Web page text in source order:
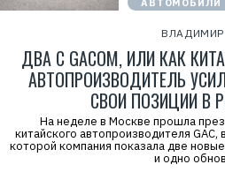
АВТОМОБИЛИ
ДВА С GACОМ, ИЛИ КАК
АВТОПРОИЗВОДИТЕЛЬ
СВОИ ПОЗИЦИИ В
На неделе в Москве прошла
китайского автопроизводителя GAC,
которой компания показала две
и одно